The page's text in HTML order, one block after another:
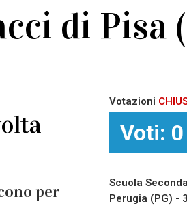
di Pisa
per
Votazioni
Voti: 0
Scuola
Perugia (PG) -